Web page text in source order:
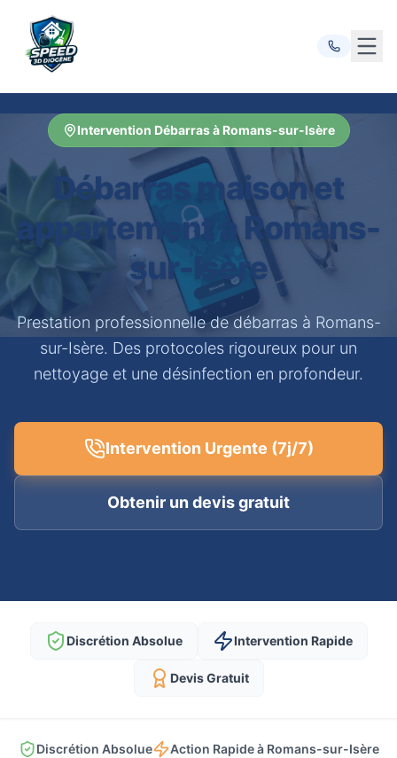
Intervention Débarras à Romans-sur-Isère
Débarras maison et
appartement à Romans-
sur-Isère
Prestation professionnelle de débarras à Romans-
sur-Isère. Des protocoles rigoureux pour un
nettoyage et une désinfection en profondeur.
Intervention Urgente (7j/7)
Obtenir un devis gratuit
Discrétion Absolue Intervention Rapide
Devis Gratuit
Discrétion Absolue
Action Rapide à Romans-sur-Isère